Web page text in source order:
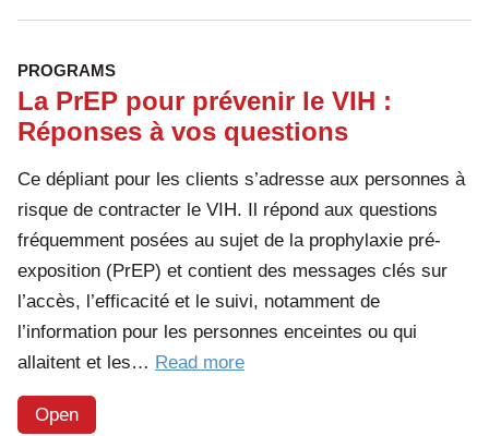
PROGRAMS
La PrEP pour prévenir le VIH :
Réponses à vos questions
Ce dépliant pour les clients s’adresse aux personnes à
risque de contracter le VIH. Il répond aux questions
fréquemment posées au sujet de la prophylaxie pré-
exposition (PrEP) et contient des messages clés sur
l’accès, l’efficacité et le suivi, notamment de
l’information pour les personnes enceintes ou qui
allaitent et les… Read moreof
Open